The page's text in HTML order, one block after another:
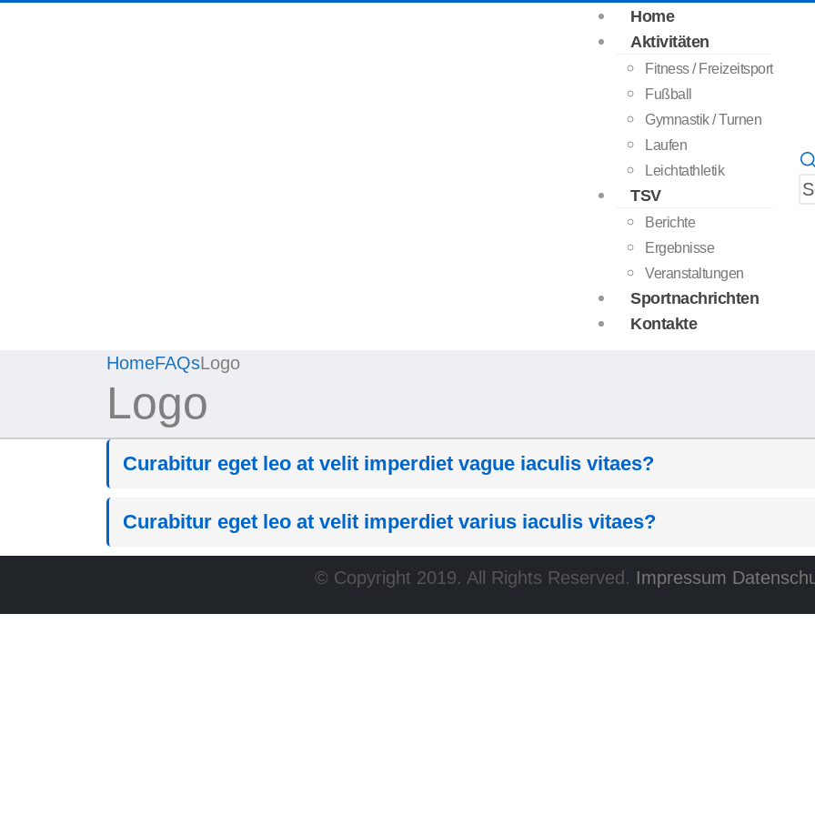
Home
Aktivitäten
Fitness / Freizeitsport
Fußball
Gymnastik / Turnen
Laufen
Leichtathletik
TSV
Berichte
Ergebnisse
Veranstaltungen
Sportnachrichten
Kontakte
HomeFAQsLogo
Logo
Curabitur eget leo at velit imperdiet vague iaculis vitaes?
Curabitur eget leo at velit imperdiet varius iaculis vitaes?
© Copyright 2019. All Rights Reserved. Impressum